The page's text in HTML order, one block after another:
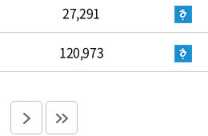
27,291
120,973